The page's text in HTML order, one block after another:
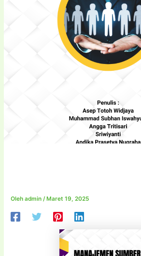
Olehadmin/ Maret 19, 2025